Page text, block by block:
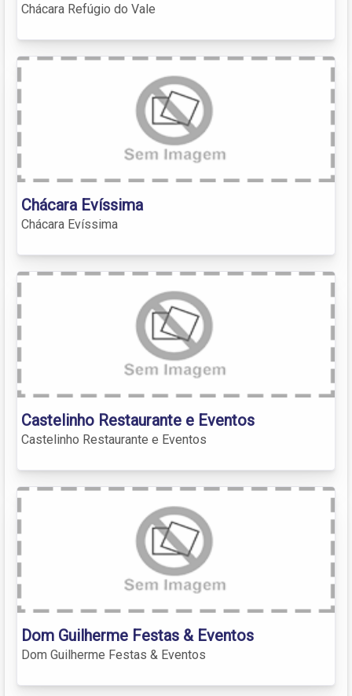
Chácara Refúgio do Vale
Chácara Evíssima
Chácara Evíssima
Castelinho Restaurante e Eventos
Castelinho Restaurante e Eventos
Dom Guilherme Festas & Eventos
Dom Guilherme Festas & Eventos